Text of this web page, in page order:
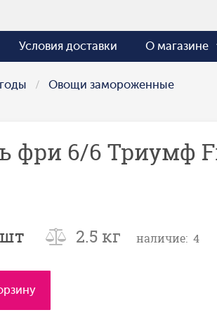
Условия доставки О магазине
Овощи замороженные
фри 6/6 Триумф
2.5 кг наличие: 4